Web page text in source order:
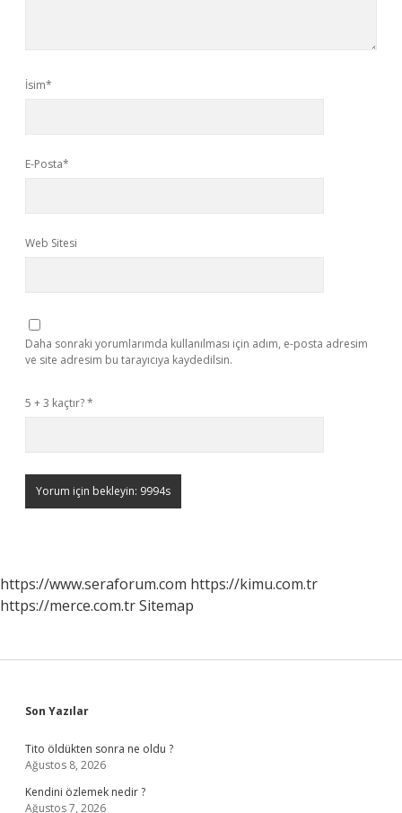
İsim*
E-Posta*
Web Sitesi
Daha sonraki yorumlarımda kullanılması için adım, e-posta adresim
ve site adresim bu tarayıcıya kaydedilsin.
5 + 3 kaçtır?*
https://www.seraforum.com https://kimu.com.tr
https://merce.com.trSitemap
Sidebar
Son Yazılar
Tito öldükten sonra ne oldu ?
Ağustos 8, 2026
Kendini özlemek nedir ?
Ağustos 7, 2026